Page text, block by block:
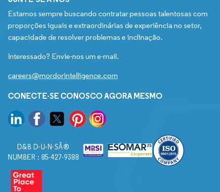
Estamos sempre buscando contratar pessoas talentosas com
proporções iguais e extraordinárias de experiência no setor,
capacidade de resolver problemas e inclinação.
Interessado? Envie-nos um e-mail.
careers@mordorintelligence.com
CONECTE-SE CONOSCO AGORA MESMO
D&B D-U-N-SÂ®
NUMBER : 85-427-9388